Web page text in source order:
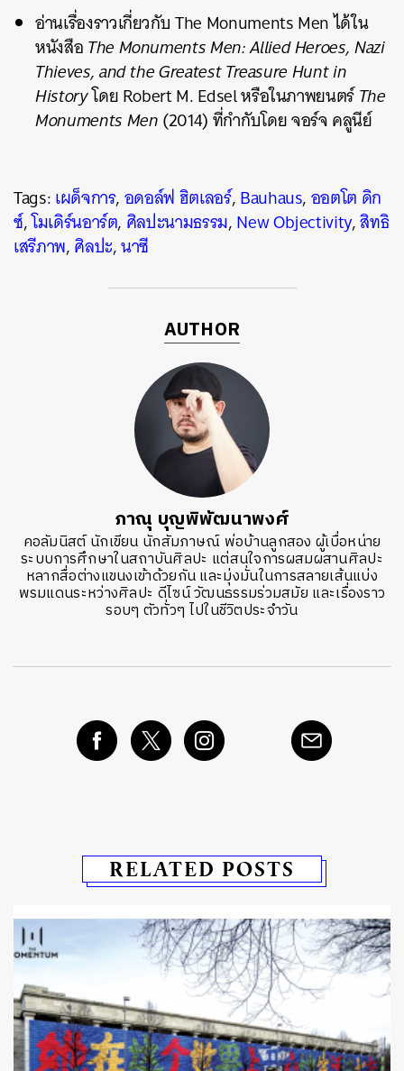
อ่านเรื่องราวเกี่ยวกับ The Monuments Men ได้ใน
หนังสือThe Monuments Men: Allied Heroes, Nazi
Thieves, and the Greatest Treasure Hunt in
Historyโดย Robert M. Edsel หรือในภาพยนตร์The
Monuments Men(2014) ที่กำกับโดย จอร์จ คลูนีย์
Tags:เผด็จการ,อดอล์ฟ ฮิตเลอร์,Bauhaus,ออตโต ดิก
ซ์,โมเดิร์นอาร์ต, ศิลปะนามธรรม,New Objectivity,สิทธิ
เสรีภาพ,ศิลปะ,นาซี
AUTHOR
ภาณุ บุญพิพัฒนาพงศ์
คอลัมนิสต์ นักเขียน นักสัมภาษณ์ พ่อบ้านลูกสอง ผู้เบื่อหน่าย
ระบบการศึกษาในสถาบันศิลปะ แต่สนใจการผสมผสานศิลปะ
หลากสื่อต่างแขนงเข้าด้วยกัน และมุ่งมั่นในการสลายเส้นแบ่ง
พรมแดนระหว่างศิลปะ ดีไซน์ วัฒนธรรมร่วมสมัย และเรื่องราว
รอบๆ ตัวทั่วๆ ไปในชีวิตประจำวัน
RELATED POSTS